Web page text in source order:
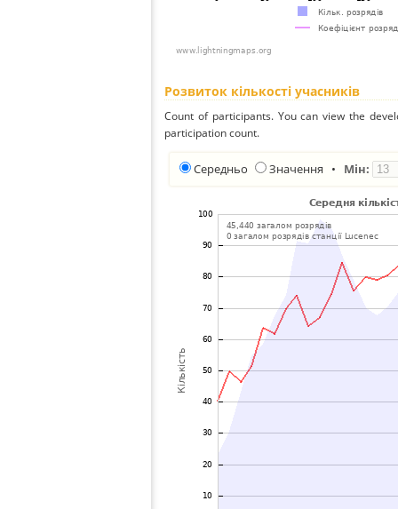
Розвиток кількості учасників
Count of participants. You can view the
participation count.
Середньо Значення • Мін: